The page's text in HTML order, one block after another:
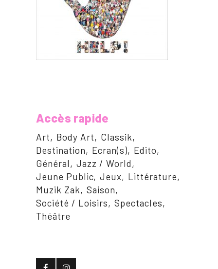
Accès rapide
Art Body Art
Classik
Destination
Ecran(s)
Edito
Général
Jazz / World
Jeune Public Jeux
Littérature
Muzik Zak
Saison
Société / Loisirs
Spectacles
Théâtre